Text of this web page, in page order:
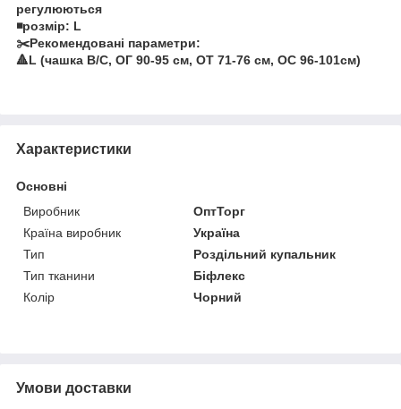
регулюються
◾️розмір: L
✂️Рекомендовані параметри:
🔺L (чашка B/C, ОГ 90-95 см, ОТ 71-76 см, ОС 96-101см)
Характеристики
Основні
Виробник
ОптТорг
Країна виробник
Україна
Тип
Роздільний купальник
Тип тканини
Біфлекс
Колір
Чорний
Умови доставки